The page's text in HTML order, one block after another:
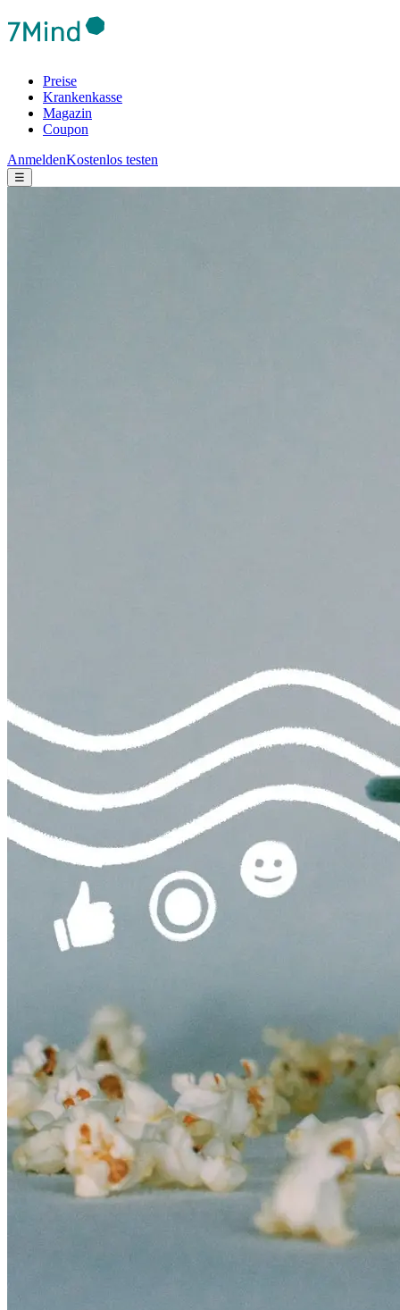
Preise
Krankenkasse
Magazin
Coupon
AnmeldenKostenlos testen
☰